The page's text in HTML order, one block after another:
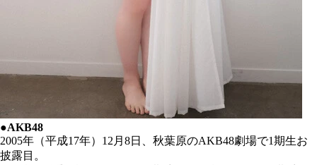
●AKB48
2005年（平成17年）12月8日、秋葉原のAKB48劇場で1期生お
披露目。